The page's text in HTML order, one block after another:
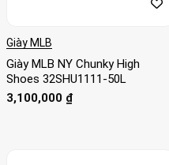
Giày MLB
Giày MLB NY Chunky High
Shoes 32SHU1111-50L
3,100,000 ₫